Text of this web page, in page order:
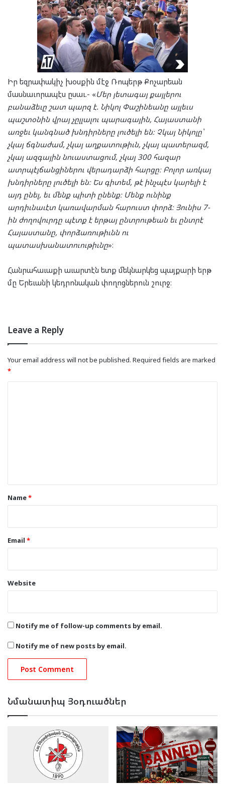
Իր եզրափակիչ խօսքին մէջ Ռոպերթ Քոչարեան
մասնաւորապէս ըսաւ.- «Մեր յետագայ քայլերու
բանաձեւը շատ պարզ է. Նիկոլ Փաշինեանը այլեւս
պաշտօնին վրայ չըլլալու պարագային, Հայաստանի
առջեւ կանգնած խնդիրները լուծելի են։ Չկայ Նիկոլը՝
չկայ ճգնաժամ, չկայ աղքատութիւն, չկայ պատերազմ,
չկայ ազգային նուաստացում, չկայ 300 հազար
ատրպէյճանցիներու վերադարձի հարցը։ Բոլոր առկայ
խնդիրները լուծելի են։ Ես գիտեմ, թէ ինչպէս կարելի է
այդ ընել, եւ մենք պիտի ընենք։ Մենք ունինք
արդիւնաւէտ կառավարման հարուստ փորձ։ Յունիս 7-
ին ժողովուրդը պէտք է երթայ ընտրութեան եւ ընտրէ
Հայաստանը, փորձառութիւնն ու
պատասխանատուութիւնը»։
Հանրահաւաքի աւարտէն ետք մեկնարկեց պայքարի երթ
մը Երեւանի կեդրոնական փողոցներուն շուրջ։
Leave a Reply
Your email address will not be published. Required fields are marked
*
*Name*
Email *
Website
Notify me of follow-up comments by email.
Notify me of new posts by email.
Նմանատիպ Յօդուածներ